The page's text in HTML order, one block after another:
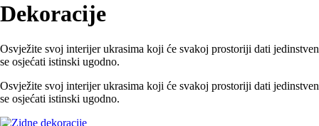
Dekoracije
Osvježite svoj interijer ukrasima koji će svakoj prostoriji dati
se osjećati istinski ugodno.
Osvježite svoj interijer ukrasima koji će svakoj prostoriji dati
se osjećati istinski ugodno.